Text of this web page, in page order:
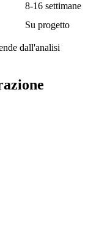
8-16 settimane
Su progetto
dall'analisi